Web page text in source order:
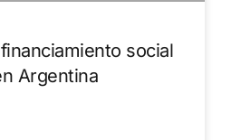
social
Argentina